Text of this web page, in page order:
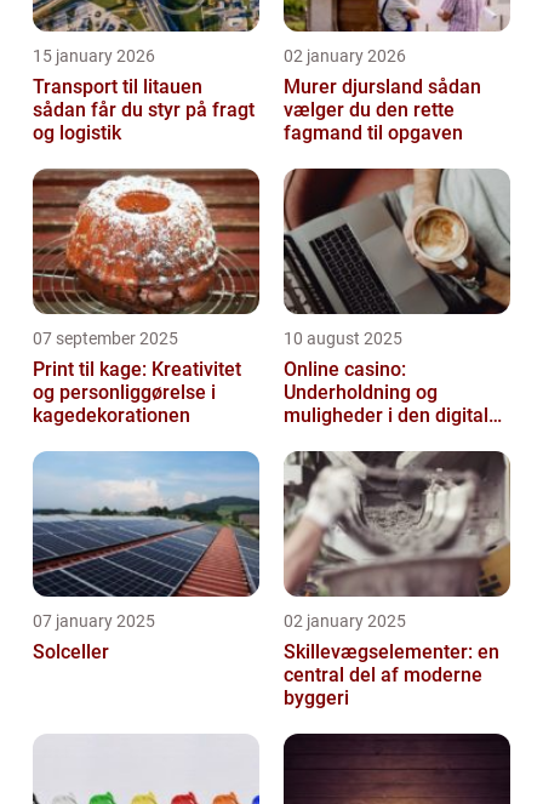
15 january 2026
Transport til litauen
sådan får du styr på fragt
og logistik
02 january 2026
Murer djursland sådan
vælger du den rette
fagmand til opgaven
07 september 2025
Print til kage: Kreativitet
og personliggørelse i
kagedekorationen
10 august 2025
Online casino:
Underholdning og
muligheder i den digitale
07 january 2025
Solceller
02 january 2025
Skillevægselementer: en
central del af moderne
byggeri